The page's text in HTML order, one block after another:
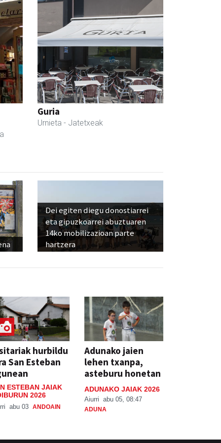
Guria
Urnieta - Jatetxeak
Dei egiten diegu donostiarrei
eta gipuzkoarrei abuztuaren
14ko mobilizazioan parte
hartzera
hurbildu
San Esteban
ESTEBAN JAIAK
2026
abu 03 ANDOAIN
Adunako jaien
lehen txanpa,
asteburu honetan
ADUNAKO JAIAK 2026
Aiurri abu 05, 08:47
ADUNA